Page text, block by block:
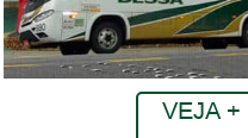
VEJA +